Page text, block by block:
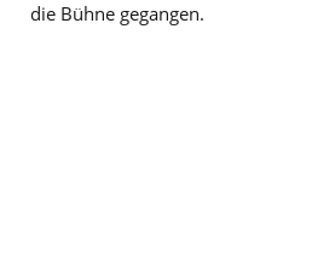
die Bühne gegangen.